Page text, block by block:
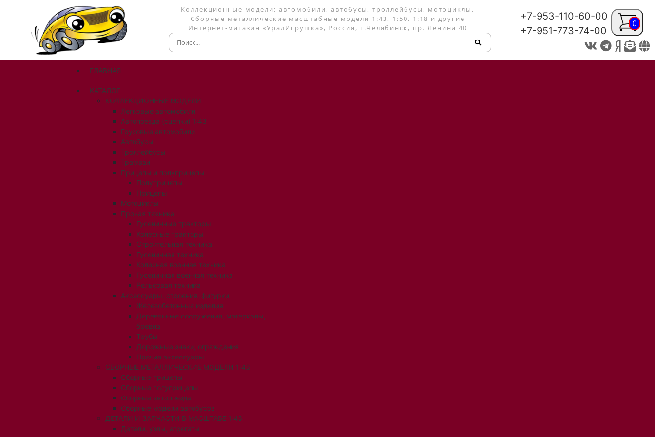
Коллекционные модели: автомобили, автобусы, троллейбусы, мотоциклы.
Сборные металлические масштабные модели 1:43, 1:50, 1:18 и другие
Интернет-магазин «УралИгрушка», Россия, г.Челябинск, пр. Ленина 40
+7-953-110-60-00
+7-951-773-74-00
ГЛАВНАЯ
КАТАЛОГ
КОЛЛЕКЦИОННЫЕ МОДЕЛИ
Легковые автомобили
Автопоезда (сцепки) 1:43
Грузовые автомобили
Автобусы
Троллейбусы
Трамваи
Прицепы и полуприцепы
Полуприцепы
Прицепы
Мотоциклы
Прочая техника
Гусеничные тракторы
Колесные тракторы
Строительная техника
Гусеничная техника
Колесная военная техника
Гусеничная военная техника
Рельсовая техника
Аксессуары, строения, фигурки
Железобетонные изделия
Деревянные сооружения, материалы,
бревна
Трубы
Дорожные знаки, ограждения
Прочие аксессуары
СБОРНЫЕ МЕТАЛЛИЧЕСКИЕ МОДЕЛИ 1:43
Сборные прицепы
Сборные полуприцепы
Сборные автопоезда
Сборные модели автобусов
ДЕТАЛИ И ЗАПЧАСТИ В МАСШТАБЕ 1:43
Детали, узлы, агрегаты
0